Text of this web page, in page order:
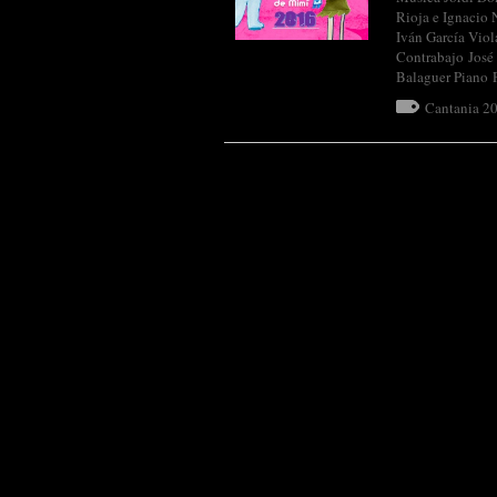
Rioja e Ignacio
Iván García
Contrabajo
Balaguer Piano
Cantania